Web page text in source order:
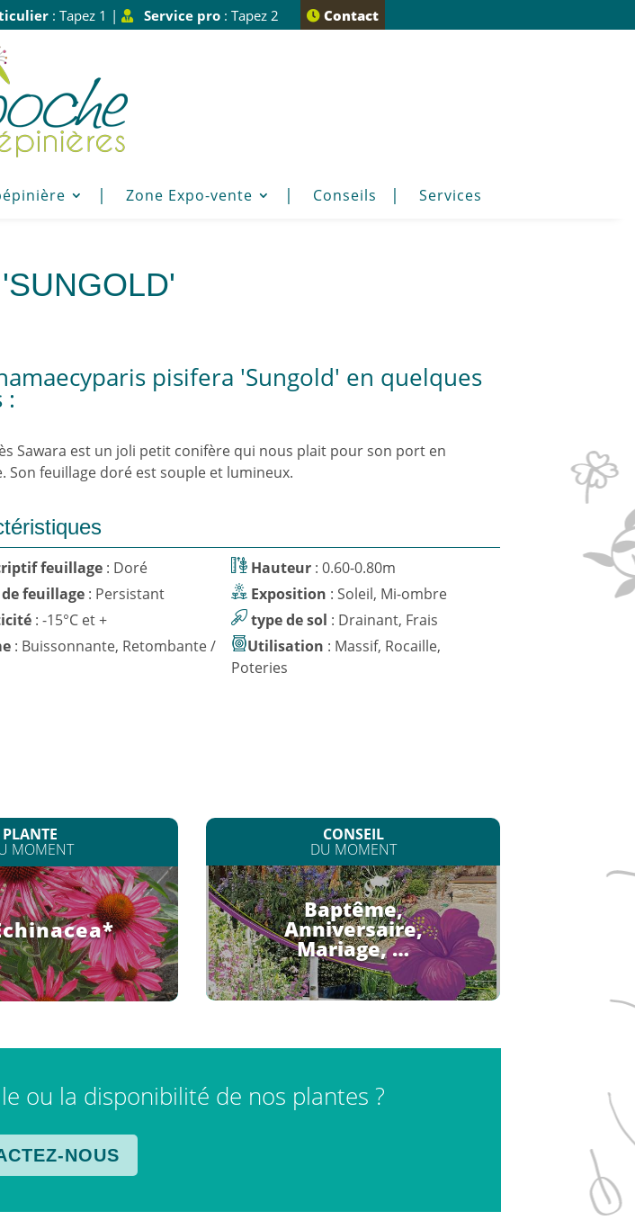
: Tapez 1 | Service pro: Tapez 2 Contact
Zone Expo-vente Conseils Services
pisifera 'Sungold' en quelques
:
Sawara est un joli petit conifère qui nous plait pour son port en
Son feuillage doré est souple et lumineux.
feuillage : Doré
de feuillage : Persistant
: -15°C et +
: Buissonnante, Retombante /
Hauteur : 0.60-0.80m
Exposition
: Soleil, Mi-ombre
type de sol
: Drainant, Frais
Utilisation : Massif, Rocaille,
Poteries
PLANTE
MOMENT
CONSEIL
DU MOMENT
Baptême,
Anniversaire,
Mariage, …
ou la disponibilité de nos plantes ?
NOUS